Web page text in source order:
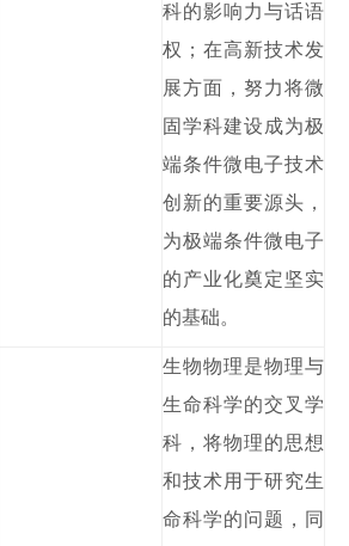
科的影响力与话语
权；在高新技术发
展方面，努力将微
固学科建设成为极
端条件微电子技术
创新的重要源头，
为极端条件微电子
的产业化奠定坚实
的基础。
生物物理是物理与
生命科学的交叉学
科，将物理的思想
和技术用于研究生
命科学的问题，同